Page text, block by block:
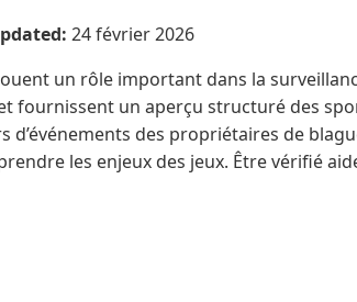
24 février 2026
un rôle important dans la
fournissent un aperçu structuré des
des propriétaires de
les enjeux des jeux. Être vérifié